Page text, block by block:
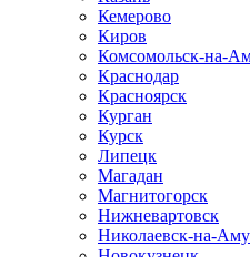
Кемерово
Киров
Комсомольск-на-
Краснодар
Красноярск
Курган
Курск
Липецк
Магадан
Магнитогорск
Нижневартовск
Николаевск-на-